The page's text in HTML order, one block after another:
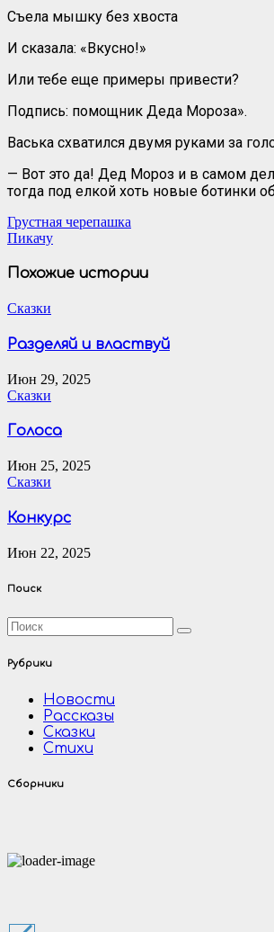
Съела мышку без хвоста
И сказала: «Вкусно!»
Или тебе еще примеры привести?
Подпись: помощник Деда Мороза».
Васька схватился двумя руками за
— Вот это да! Дед Мороз и в самом
тогда под елкой хоть новые ботинки
Навигация
по
записям
Грустная черепашка
Пикачу
Похожие истории
Сказки
Разделяй и властвуй
Июн 29, 2025
Сказки
Голоса
Июн 25, 2025
Сказки
Конкурс
Июн 22, 2025
Поиск
Рубрики
Новости
Рассказы
Сказки
Стихи
Сборники